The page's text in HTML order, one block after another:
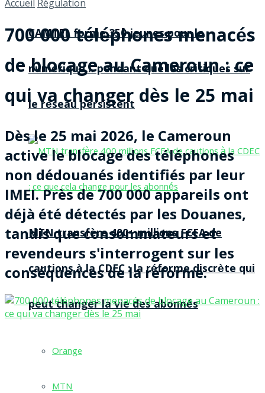
CAMTEL forme 350 jeunes pour le
numérique… pendant que les critiques sur
le réseau persistent
MTN transfère 400+ millions FCFA de
cautions à la CDEC : la réforme discrète qui
peut changer la vie des abonnés
Orange
MTN
Accueil Régulation
700 000 téléphones menacés
de blocage au Cameroun : ce
qui va changer dès le 25 mai
Dès le 25 mai 2026, le Cameroun
active le blocage des téléphones
non dédouanés identifiés par leur
IMEI. Près de 700 000 appareils ont
déjà été détectés par les Douanes,
tandis que consommateurs et
revendeurs s'interrogent sur les
conséquences de la réforme.